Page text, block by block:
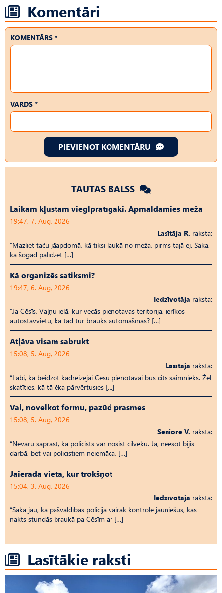
Komentāri
KOMENTĀRS *
VĀRDS *
PIEVIENOT KOMENTĀRU
TAUTAS BALSS
Laikam kļūstam vieglprātīgāki. Apmaldamies mežā
19:47, 7. Aug, 2026
Lasītāja R. raksta:
“Mazliet taču jāapdomā, kā tiksi laukā no meža, pirms tajā ej. Saka,
ka šogad palīdzēt […]
Kā organizēs satiksmi?
19:47, 6. Aug, 2026
Iedzīvotāja raksta:
“Ja Cēsīs, Vaļņu ielā, kur vecās pienotavas teritorija, ierīkos
autostāvvietu, kā tad tur brauks automašīnas? […]
Atļāva visam sabrukt
15:08, 5. Aug, 2026
Lasītāja raksta:
“Labi, ka beidzot kādreizējai Cēsu pienotavai būs cits saimnieks. Žēl
skatīties, kā tā ēka pārvērtusies […]
Vai, novelkot formu, pazūd prasmes
15:08, 5. Aug, 2026
Seniore V. raksta:
“Nevaru saprast, kā policists var nosist cilvēku. Jā, neesot bijis
darbā, bet vai policistiem neiemāca, […]
Jāierāda vieta, kur trokšņot
15:04, 3. Aug, 2026
Iedzīvotāja raksta:
“Saka jau, ka pašvaldības policija vairāk kontrolē jauniešus, kas
nakts stundās braukā pa Cēsīm ar […]
Lasītākie raksti